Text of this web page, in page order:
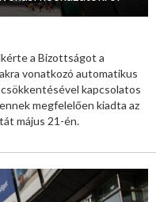
a Bizottságot a
vonatkozó automatikus
kapcsolatos
megfelelően kiadta az
május 21-én.